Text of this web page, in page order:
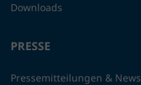
Downloads
PRESSE
Pressemitteilungen & News